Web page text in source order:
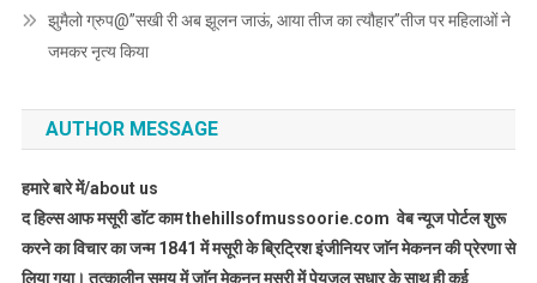
झुमैलो ग्रुप@”सखी री अब झूलन जाऊं, आया तीज का त्यौहार”तीज पर महिलाओं ने
जमकर नृत्य किया
AUTHOR MESSAGE
हमारे बारे में/about us
द हिल्स आफ मसूरी डाॅट काम thehillsofmussoorie.com वेब न्यूज पोर्टल शुरू
करने का विचार का जन्म 1841 में मसूरी के ब्रिट्रिश इंजीनियर जाॅन मेकनन की प्रेरणा से
लिया गया। तत्कालीन समय में जाॅन मेकनन मसूरी में पेयजल सुधार के साथ ही कई